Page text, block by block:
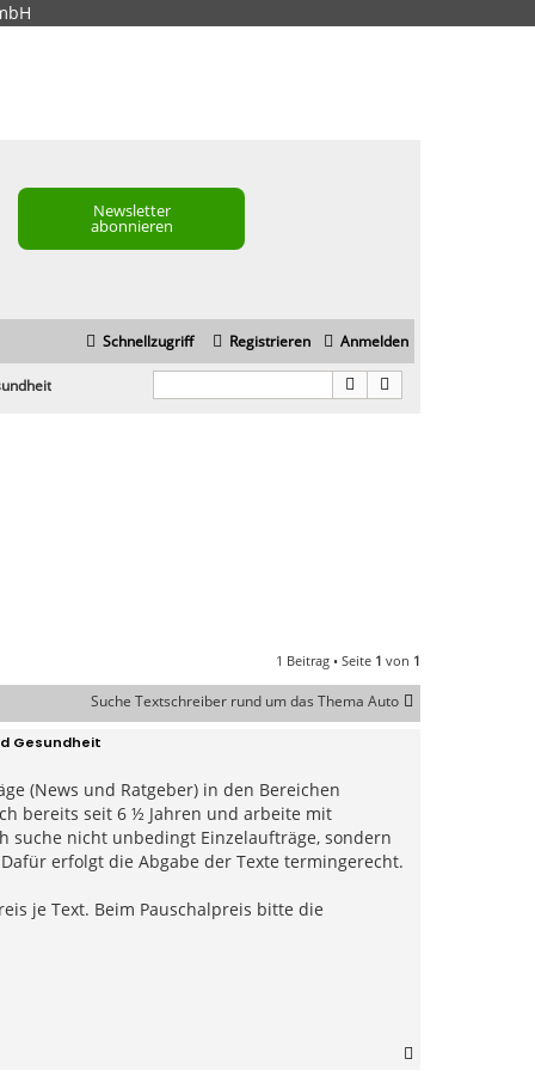
Newsletter
abonnieren
Schnellzugriff Anmelden
Registrieren
1 Beitrag • Seite 1 von 1
Suche Textschreiber rund um das Thema Auto
Gesundheit
(News und Ratgeber) in den Bereichen
bereits seit 6 ½ Jahren und arbeite mit
suche nicht unbedingt Einzelaufträge, sondern
erfolgt die Abgabe der Texte termingerecht.
je Text. Beim Pauschalpreis bitte die